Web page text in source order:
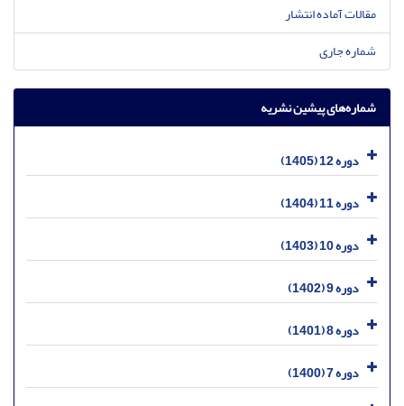
مقالات آماده انتشار
شماره جاری
شماره‌های پیشین نشریه
دوره 12 (1405)
دوره 11 (1404)
دوره 10 (1403)
دوره 9 (1402)
دوره 8 (1401)
دوره 7 (1400)